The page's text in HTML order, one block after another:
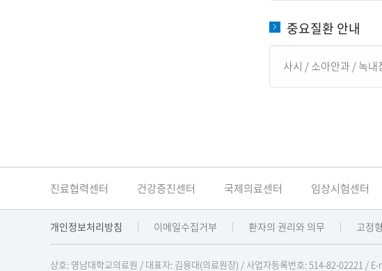
중요질환 안내
사시 /소아안과 /녹내
진료협력센터 건강증진센터 국제의료센터 임상시험센터
개인정보처리방침 이메일수집거부 환자의 권리와 의무 고정
상호: 영남대학교의료원 / 대표자: 김용대(의료원장) / 사업자등록번호: 514-82-02221 /